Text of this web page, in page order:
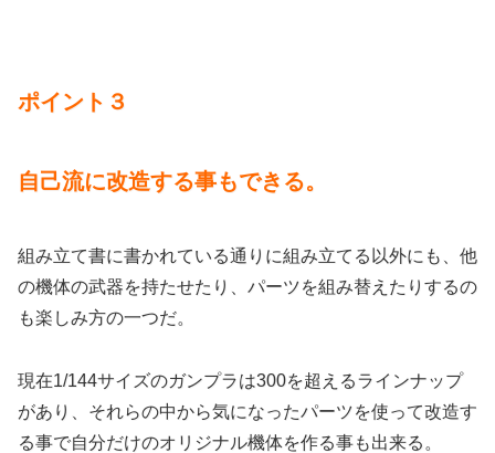
ポイント３
自己流に改造する事もできる。
組み立て書に書かれている通りに組み立てる以外にも、他
の機体の武器を持たせたり、パーツを組み替えたりするの
も楽しみ方の一つだ。
現在1/144サイズのガンプラは300を超えるラインナップ
があり、それらの中から気になったパーツを使って改造す
る事で自分だけのオリジナル機体を作る事も出来る。